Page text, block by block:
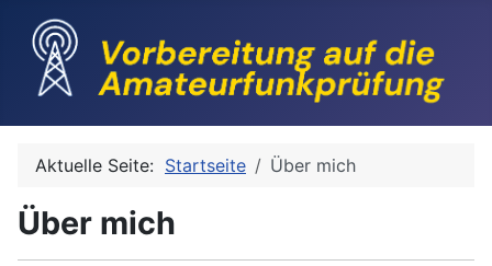
Aktuelle Seite: Startseite Über mich
Über mich